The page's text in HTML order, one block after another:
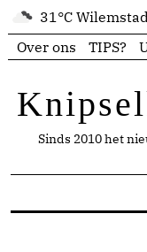
31°C
Over ons
TIPS?
Sinds 2010 het